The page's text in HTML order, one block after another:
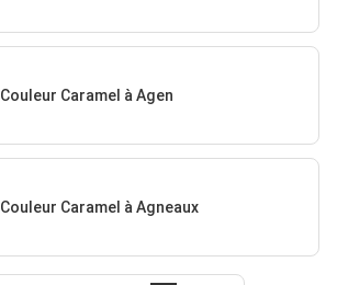
Couleur Caramel à Agen
Couleur Caramel à Agneaux